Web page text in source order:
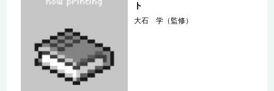
ト
大石 学（監修）